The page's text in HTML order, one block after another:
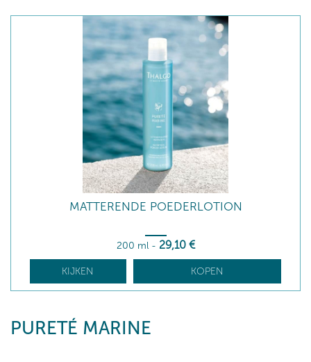
MATTERENDE POEDERLOTION
200 ml - 29,10 €
KIJKEN KOPEN
PURETÉ MARINE